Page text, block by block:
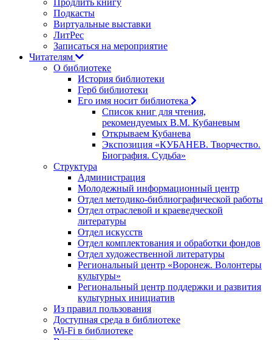
Продлить книгу
Подкасты
Виртуальные выставки
ЛитРес
Записаться на мероприятие
Читателям
О библиотеке
История библиотеки
Герб библиотеки
Его имя носит библиотека
Список книг для чтения,
рекомендуемых В.М. Кубаневым
Открываем Кубанева
Экспозиция «КУБАНЕВ. Творчество.
Биография. Судьба»
Структура
Администрация
Молодежный информационный центр
Отдел методико-библиографической работы
Отдел отраслевой и краеведческой
литературы
Отдел искусств
Отдел комплектования и обработки фондов
Отдел художественной литературы
Региональный центр «Воронеж. Волонтеры
культуры»
Региональный центр поддержки и развития
культурных инициатив
Из правил пользования
Доступная среда в библиотеке
Wi-Fi в библиотеке